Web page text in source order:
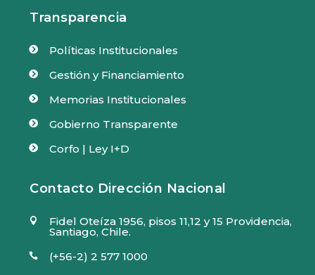
Transparencia
 Políticas Institucionales
 Gestión y Financiamiento
 Memorias Institucionales
 Gobierno Transparente
 Corfo | Ley I+D
Contacto Dirección Nacional
 Fidel Oteíza 1956, pisos 11,12 y 15 Providencia,
Santiago, Chile.

(+56-2) 2 577 1000